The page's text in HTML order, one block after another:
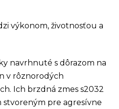
výkonom, životnosťou a
navrhnuté s dôrazom na
v rôznorodých
Ich brzdná zmes s2032
stvoreným pre agresívne